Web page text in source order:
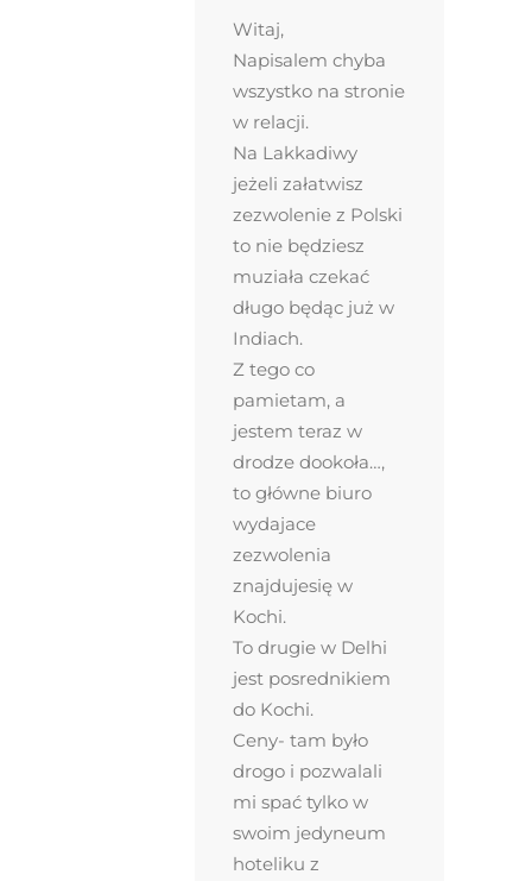
Witaj,
Napisalem chyba
wszystko na stronie
w relacji.
Na Lakkadiwy
jeżeli załatwisz
zezwolenie z Polski
to nie będziesz
muziała czekać
długo będąc już w
Indiach.
Z tego co
pamietam, a
jestem teraz w
drodze dookoła…,
to główne biuro
wydajace
zezwolenia
znajdujesię w
Kochi.
To drugie w Delhi
jest posrednikiem
do Kochi.
Ceny- tam było
drogo i pozwalali
mi spać tylko w
swoim jedyneum
hoteliku z